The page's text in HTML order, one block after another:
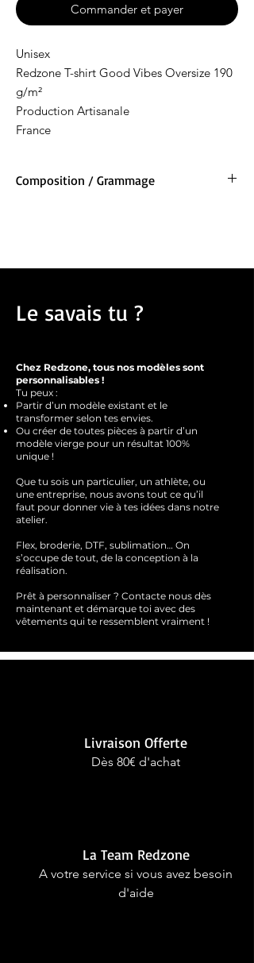
Commander et payer
Unisex
Redzone T-shirt Good Vibes Oversize 190
g/m²
Production Artisanale
France
Composition / Grammage
Le savais tu ?
Chez Redzone, tous nos modèles sont
personnalisables !
Tu peux :
Partir d’un modèle existant et le
transformer selon tes envies.
Ou créer de toutes pièces à partir d’un
modèle vierge pour un résultat 100%
unique !
Que tu sois un particulier, un athlète, ou
une entreprise, nous avons tout ce qu’il
faut pour donner vie à tes idées dans notre
atelier.
Flex, broderie, DTF, sublimation… On
s’occupe de tout, de la conception à la
réalisation.
Prêt à personnaliser ? Contacte nous dès
maintenant et démarque toi avec des
vêtements qui te ressemblent vraiment !
Livraison Offerte
Dès 80€ d'achat
La Team Redzone
A votre service si vous avez besoin
d'aide